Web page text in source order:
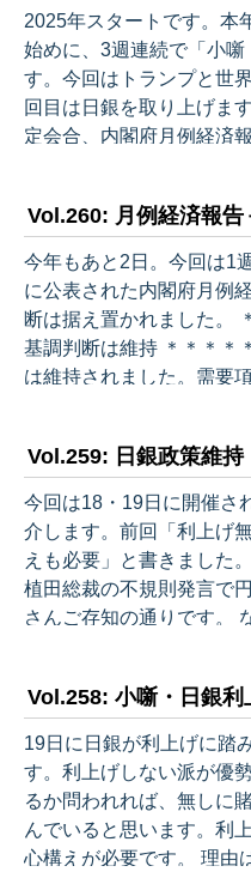
組んでつなぐことが制度
な財政のプロでないので
・予算を通すには、野党
2025年スタートです。本
始めに、3週連続で「小噺
す。今回はトランプと世
回目は日銀を取り上げま
定会合、内閣府月例経済
ど、例年通り続けていく予定です。 ＊
ん、JDさんと重なります
な論点は関税、移民政策、減税です。
が読みやすいのは減税。
とも共和党多数で、第1
税が実現する可能性は大…
Vol.260: 月例経済報告
今年もあと2日。今回は1
に公表された内閣府月例
断は据え置かれました。 ＊＊＊＊＊＊＊＊＊＊＊ 現状の
基調判断は維持 ＊＊＊＊＊＊＊＊＊
は維持されました。需要項
基調：景気は、一部に足
ち直しの動きがみられる
みられる ・住宅建設：お
共投資：底堅く推移して
なっている ＊＊＊＊＊＊＊＊＊＊＊ 先行きの判断も維持
＊＊＊＊＊＊…
Vol.259: 日銀政策維持
今回は18・19日に開催さ
介します。前回「利上げ
えも必要」と書きました
植田総裁の不規則発言で
さんご存知の通りです。 なお、同時に公表された「多角
的レビュー」については
＊ 日銀の景気判断は不変 ＊
のように展望レポートが
月）とある回（1月、4月
しさに違いがありますが
内容は前回から維持され
Vol.258: 小噺・日銀利
19日に日銀が利上げに踏
す。利上げしない派が優
るか問われれば、無しに
んでいると思います。利
心構えが必要です。 理由は三つあります。 ・今般の短観